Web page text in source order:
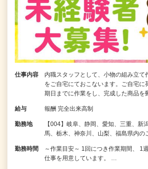
仕事内容
内職スタッフとして、小物の組み立て
をご自宅にておこないます。ご自宅に
期日までに作業をし、完成した商品を
給与 報酬 完全出来高制
勤務地
【004】岐阜、静岡、愛知、三重、新
馬、栃木、神奈川、山梨、福島県内の
勤務時間
～作業目安～ 1回につき作業期間、 1
仕事を用意しています。 …